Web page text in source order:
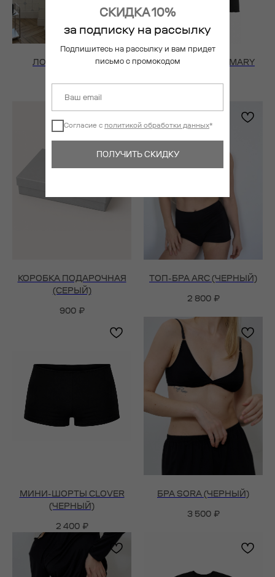
ЛОНГСЛИВ ALIEN
4 200 ₽
ЛОНГСЛИВ ROSEMARY
КОРОБКА ПОДАРОЧНАЯ
(СЕРЫЙ)
900 ₽
ТОП-БРА ARC (ЧЕРНЫЙ)
2 800 ₽
МИНИ-ШОРТЫ CLOVER
(ЧЕРНЫЙ)
2 400 ₽
БРА SORA (ЧЕРНЫЙ)
3 500 ₽
СКИДКА 10%
за подписку на рассылку
Подпишитесь на рассылку и вам придет
письмо с промокодом
Согласие с политикой обработки данных*
ПОЛУЧИТЬ СКИДКУ